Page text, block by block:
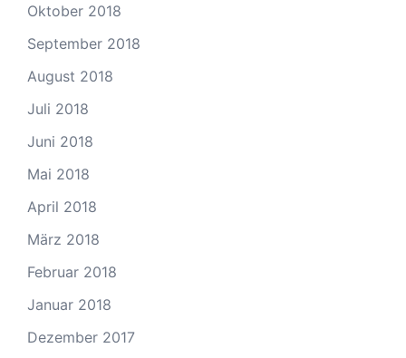
Oktober 2018
September 2018
August 2018
Juli 2018
Juni 2018
Mai 2018
April 2018
März 2018
Februar 2018
Januar 2018
Dezember 2017